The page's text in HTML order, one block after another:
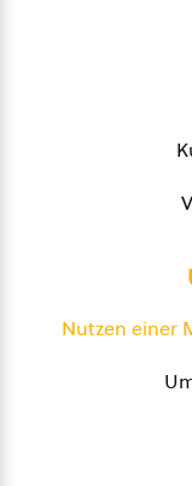
Nutzen einer